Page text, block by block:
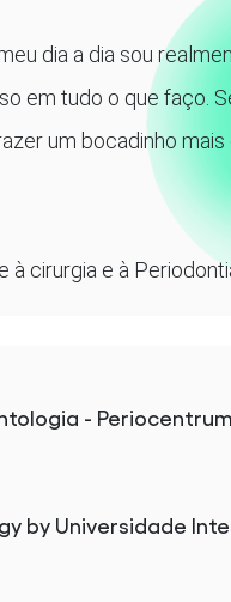
dia a dia sou
em tudo o que faço.
um bocadinho
à cirurgia e à
-
by Universidade